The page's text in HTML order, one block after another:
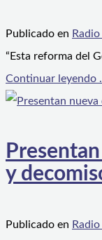
Publicado en
“Esta reforma del
Continuar leyendo
y
Publicado en